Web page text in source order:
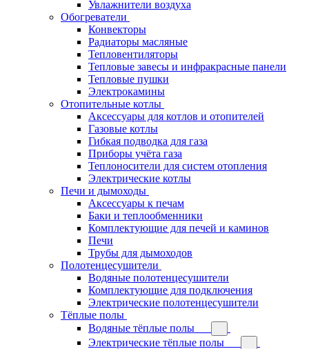
Увлажнители воздуха
Обогреватели
Конвекторы
Радиаторы масляные
Тепловентиляторы
Тепловые завесы и инфракрасные панели
Тепловые пушки
Электрокамины
Отопительные котлы
Аксессуары для котлов и отопителей
Газовые котлы
Гибкая подводка для газа
Приборы учёта газа
Теплоносители для систем отопления
Электрические котлы
Печи и дымоходы
Аксессуары к печам
Баки и теплообменники
Комплектующие для печей и каминов
Печи
Трубы для дымоходов
Полотенцесушители
Водяные полотенцесушители
Комплектующие для подключения
Электрические полотенцесушители
Тёплые полы
Водяные тёплые полы
Электрические тёплые полы